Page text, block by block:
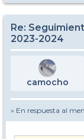
Re:
2023-2024
camocho
» En respuesta al